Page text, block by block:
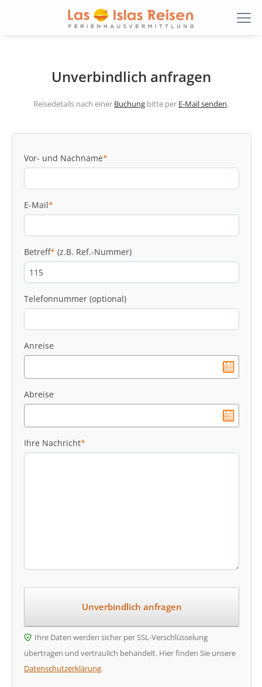
Unverbindlich anfragen
Reisedetails nach einer Buchung bitte per E-Mail senden.
Vor- und Nachname*
E-Mail*
Betreff* (z.B. Ref.-Nummer)
Telefonnummer (optional)
Anreise
Abreise
Ihre Nachricht*
Ihre Daten werden sicher per SSL-Verschlüsselung
übertragen und vertraulich behandelt. Hier finden Sie unsere
Datenschutzerklärung.